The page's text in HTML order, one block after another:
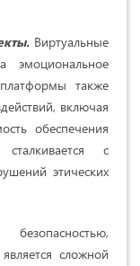
Виртуальные
эмоциональное
также
включая
обеспечения
с
этических
сложной